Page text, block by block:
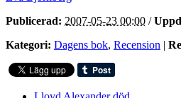
Publicerad: 2007-05-23 00:00 /
Kategori: Dagens bok, Recension |